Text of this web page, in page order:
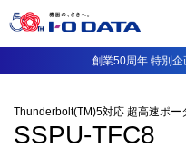
創業50周年 特別企
Thunderbolt(TM)5対応 超高速ポー
SSPU-TFC8